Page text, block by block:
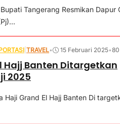
Tangerang Resmikan Dapur
|TRAVEL• 15 Februari 2025•
Hajj Banten Ditargetkan
2025
Haji Grand El Hajj Banten Di